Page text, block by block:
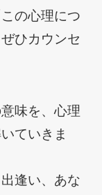
の心理につ
ひカウンセ
味を、心理
ていきま
逢い、あな